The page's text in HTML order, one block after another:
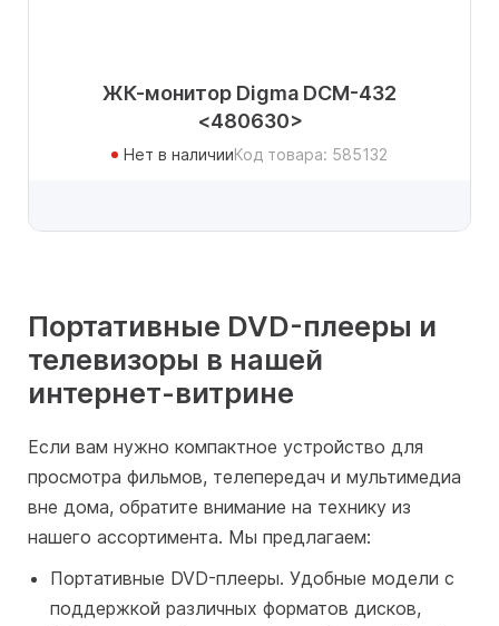
ЖК-монитор Digma DCM-432
<480630>
Нет в наличииКод товара: 585132
Портативные DVD-плееры и
телевизоры в нашей
интернет-витрине
Если вам нужно компактное устройство для
просмотра фильмов, телепередач и мультимедиа
вне дома, обратите внимание на технику из
нашего ассортимента. Мы предлагаем:
Портативные DVD-плееры. Удобные модели с
поддержкой различных форматов дисков,